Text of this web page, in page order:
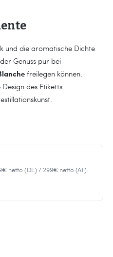
und die aromatische Dichte
Genuss pur bei
freilegen können.
des Etiketts
netto (DE) / 299€ netto (AT).